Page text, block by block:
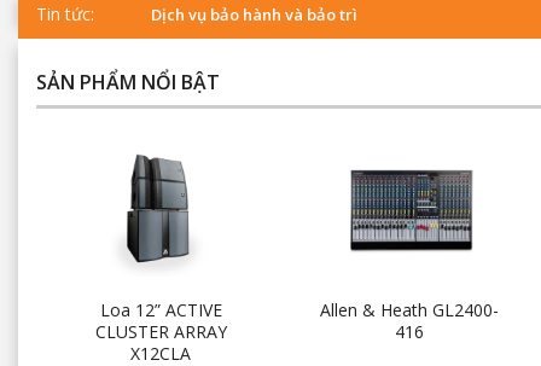
Tin tức: Dịch vụ bảo hành và bảo trì
SẢN PHẨM NỔI BẬT
Loa 12” ACTIVE
CLUSTER ARRAY
X12CLA
Allen & Heath GL2400-
416